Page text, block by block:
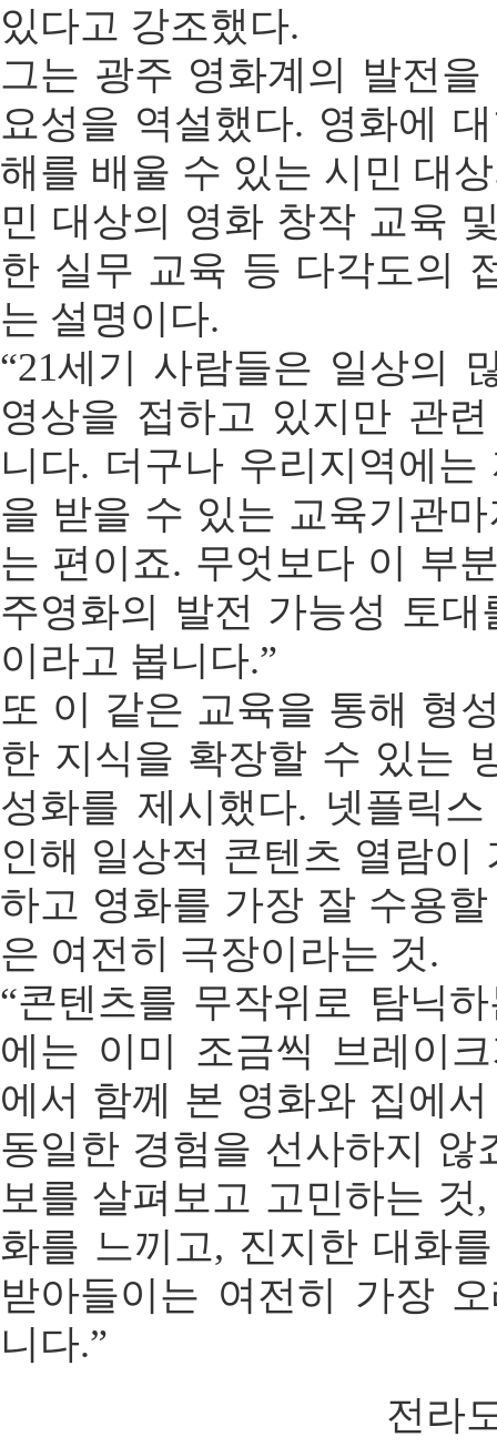
있다고 강조했다.
그는 광주 영화계의 발전
요성을 역설했다. 영화에
해를 배울 수 있는 시민 대
민 대상의 영화 창작 교육
한 실무 교육 등 다각도의
는 설명이다.
“21세기 사람들은 일상의
영상을 접하고 있지만 관
니다. 더구나 우리지역에
을 받을 수 있는 교육기관
는 편이죠. 무엇보다 이 부
주영화의 발전 가능성 토
이라고 봅니다.”
또 이 같은 교육을 통해 형
한 지식을 확장할 수 있는
성화를 제시했다. 넷플릭
인해 일상적 콘텐츠 열람이
하고 영화를 가장 잘 수용
은 여전히 극장이라는 것.
“콘텐츠를 무작위로 탐닉
에는 이미 조금씩 브레이
에서 함께 본 영화와 집에
동일한 경험을 선사하지 않
보를 살펴보고 고민하는 것
화를 느끼고, 진지한 대화
받아들이는 여전히 가장
니다.”
전라